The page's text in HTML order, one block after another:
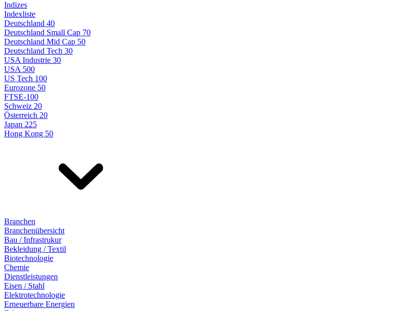
Indizes
Indexliste
Deutschland 40
Deutschland Small Cap 70
Deutschland Mid Cap 50
Deutschland Tech 30
USA Industrie 30
USA 500
US Tech 100
Eurozone 50
FTSE-100
Schweiz 20
Österreich 20
Japan 225
Hong Kong 50
Branchen
Branchenübersicht
Bau / Infrastrukur
Bekleidung / Textil
Biotechnologie
Chemie
Dienstleistungen
Eisen / Stahl
Elektrotechnologie
Erneuerbare Energien